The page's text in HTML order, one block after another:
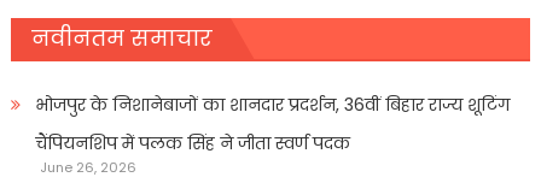
नवीनतम समाचार
भोजपुर के निशानेबाजों का शानदार प्रदर्शन, 36वीं बिहार राज्य शूटिंग
चैंपियनशिप में पलक सिंह ने जीता स्वर्ण पदक
June 26, 2026